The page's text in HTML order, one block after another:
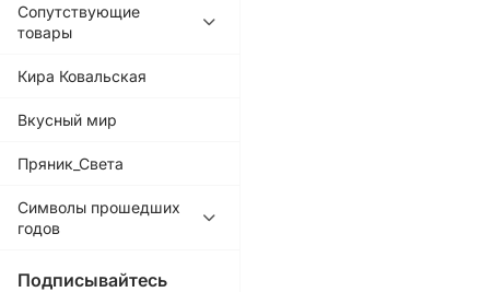
Сопутствующие
товары
Кира Ковальская
Вкусный мир
Пряник_Света
Символы прошедших
годов
Подписывайтесь